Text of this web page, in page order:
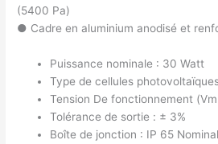
(5400 Pa)
● Cadre en aluminium anodisé et
Puissance nominale : 30 Watt
Type de cellules
Tension De fonctionnement
Tolérance de sortie : ± 3%
Boîte de jonction : IP 65